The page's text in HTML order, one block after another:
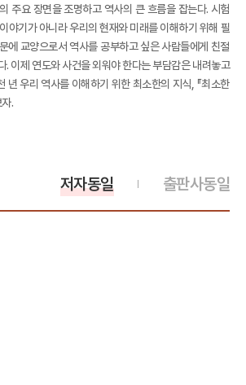
주요 장면을 조명하고 역사의 큰 흐름을 잡는다. 시험
야기가 아니라 우리의 현재와 미래를 이해하기 위해 필
에 교양으로서 역사를 공부하고 싶은 사람들에게 친절
. 이제 연도와 사건을 외워야 한다는 부담감은 내려놓고
년 우리 역사를 이해하기 위한 최소한의 지식, 『최소한
.
출판사동일
저자동일